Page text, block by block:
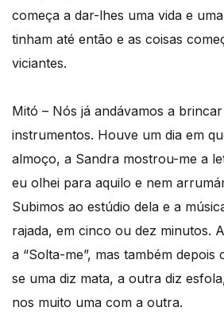
começa a dar-lhes uma vida e
tinham até então e as coisas
viciantes.
Mitó – Nós já andávamos a
instrumentos. Houve um dia em
almoço, a Sandra mostrou-me a
eu olhei para aquilo e nem
Subimos ao estúdio dela e a
rajada, em cinco ou dez minutos.
a “Solta-me”, mas também depois
se uma diz mata, a outra diz
nos muito uma com a outra.